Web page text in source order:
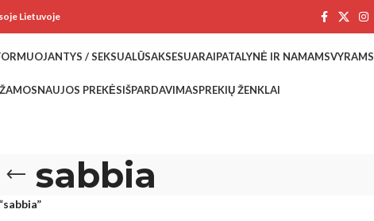
Lietuvoje
/ SEKSUALŪSAKSESUARAIPATALYNĖ IR NAMAMSVYRAMS
NAUJOS PREKĖSIŠPARDAVIMASPREKIŲ ŽENKLAI
sabbia